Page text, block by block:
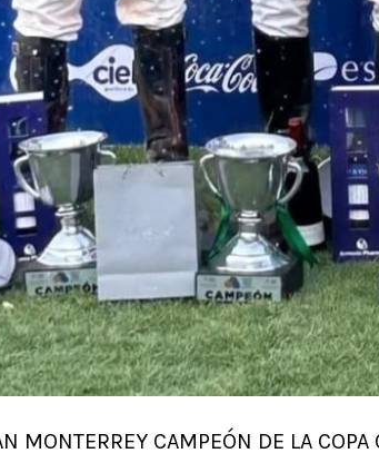
MONTERREY CAMPEÓN DE LA